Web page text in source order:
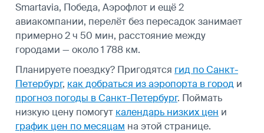
Smartavia, Победа, Аэрофлот и ещё 2
авиакомпании, перелёт без пересадок занимает
примерно 2 ч 50 мин, расстояние между
городами — около 1 788 км.
Планируете поездку? Пригодятся гид по Санкт-
Петербург, как добраться из аэропорта в город и
прогноз погоды в Санкт-Петербург. Поймать
низкую цену помогут календарь низких цен и
график цен по месяцам на этой странице.